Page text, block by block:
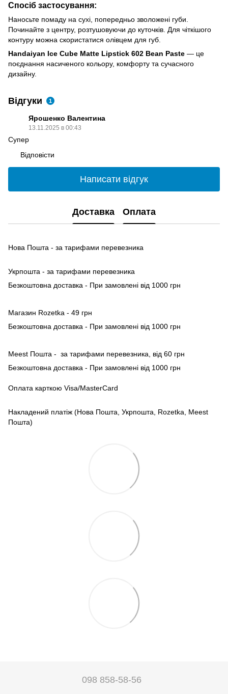
Спосіб застосування:
Наносьте помаду на сухі, попередньо зволожені губи.
Починайте з центру, розтушовуючи до куточків. Для чіткішого
контуру можна скористатися олівцем для губ.
Handaiyan Ice Cube Matte Lipstick 602 Bean Paste — це
поєднання насиченого кольору, комфорту та сучасного
дизайну.
Відгуки 1
Ярошенко Валентина
13.11.2025 в 00:43
Супер
Відповісти
Написати відгук
Доставка Оплата
Нова Пошта - за тарифами перевезника
Укрпошта - за тарифами перевезника
Безкоштовна доставка - При замовлені від 1000 грн
Магазин Rozetka - 49 грн
Безкоштовна доставка - При замовлені від 1000 грн
Meest Пошта - за тарифами перевезника, від 60 грн
Безкоштовна доставка - При замовлені від 1000 грн
Оплата карткою Visa/MasterCard
Накладений платіж (Нова Пошта, Укрпошта, Rozetka, Meest
Пошта)
098 858-58-56